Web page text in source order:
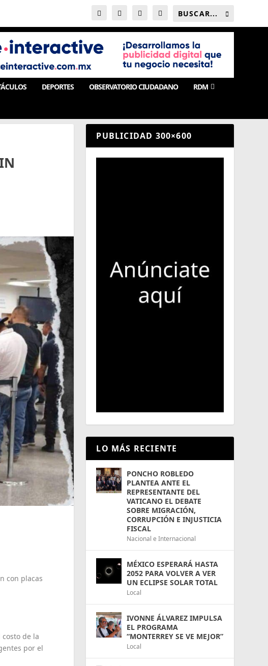
DEPORTES OBSERVATORIO CIUDADANO RDM
con placas
de la
por el
PUBLICIDAD 300×600
LO MÁS RECIENTE
PONCHO ROBLEDO
PLANTEA ANTE EL
REPRESENTANTE DEL
VATICANO EL DEBATE
SOBRE MIGRACIÓN,
CORRUPCIÓN E INJUSTICIA
FISCAL
Nacional e Internacional
MÉXICO ESPERARÁ HASTA
2052 PARA VOLVER A VER
UN ECLIPSE SOLAR TOTAL
Local
IVONNE ÁLVAREZ IMPULSA
EL PROGRAMA
“MONTERREY SE VE MEJOR”
Local